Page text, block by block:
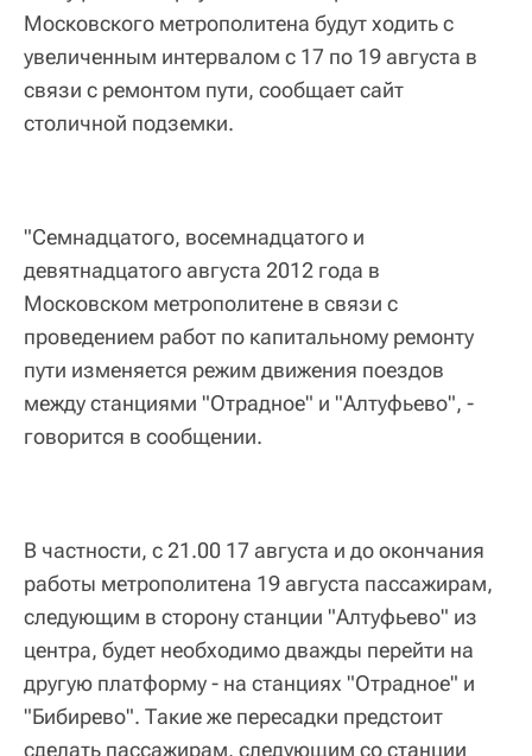
Московского метрополитена будут ходить с
увеличенным интервалом с 17 по 19 августа в
связи с ремонтом пути, сообщает сайт
столичной подземки.
"Семнадцатого, восемнадцатого и
девятнадцатого августа 2012 года в
Московском метрополитене в связи с
проведением работ по капитальному ремонту
пути изменяется режим движения поездов
между станциями "Отрадное" и "Алтуфьево", -
говорится в сообщении.
В частности, с 21.00 17 августа и до окончания
работы метрополитена 19 августа пассажирам,
следующим в сторону станции "Алтуфьево" из
центра, будет необходимо дважды перейти на
другую платформу - на станциях "Отрадное" и
"Бибирево". Такие же пересадки предстоит
сделать пассажирам, следующим со станции